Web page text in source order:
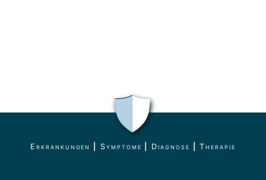
Erkrankungen Symptome Diagnose |Therapie